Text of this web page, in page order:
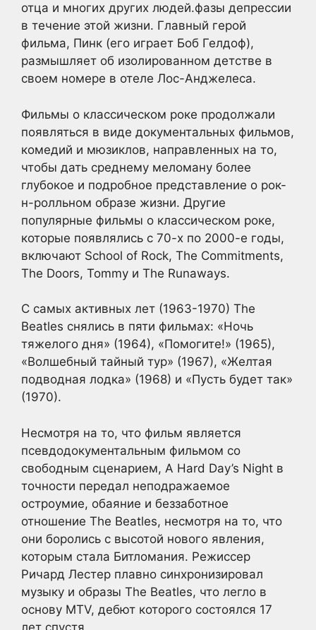
отца и многих других людей.фазы депрессии
в течение этой жизни. Главный герой
фильма, Пинк (его играет Боб Гелдоф),
размышляет об изолированном детстве в
своем номере в отеле Лос-Анджелеса.
Фильмы о классическом роке продолжали
появляться в виде документальных фильмов,
комедий и мюзиклов, направленных на то,
чтобы дать среднему меломану более
глубокое и подробное представление о рок-
н-ролльном образе жизни. Другие
популярные фильмы о классическом роке,
которые появлялись с 70-х по 2000-е годы,
включают School of Rock, The Commitments,
The Doors, Tommy и The Runaways.
С самых активных лет (1963-1970) The
Beatles снялись в пяти фильмах: «Ночь
тяжелого дня» (1964), «Помогите!» (1965),
«Волшебный тайный тур» (1967), «Желтая
подводная лодка» (1968) и «Пусть будет так»
(1970).
Несмотря на то, что фильм является
псевдодокументальным фильмом со
свободным сценарием, A Hard Day’s Night в
точности передал неподражаемое
остроумие, обаяние и беззаботное
отношение The Beatles, несмотря на то, что
они боролись с высотой нового явления,
которым стала Битломания. Режиссер
Ричард Лестер плавно синхронизировал
музыку и образы The Beatles, что легло в
основу MTV, дебют которого состоялся 17
лет спустя.